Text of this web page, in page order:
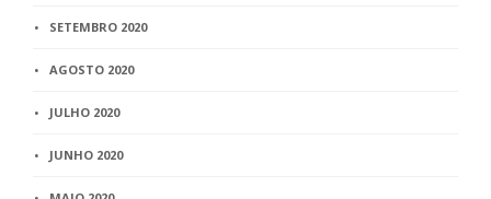
SETEMBRO 2020
AGOSTO 2020
JULHO 2020
JUNHO 2020